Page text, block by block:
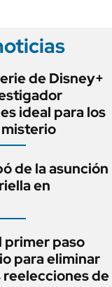
de Disney+
ideal para los
de la asunción
en
primer paso
para eliminar
reelecciones de